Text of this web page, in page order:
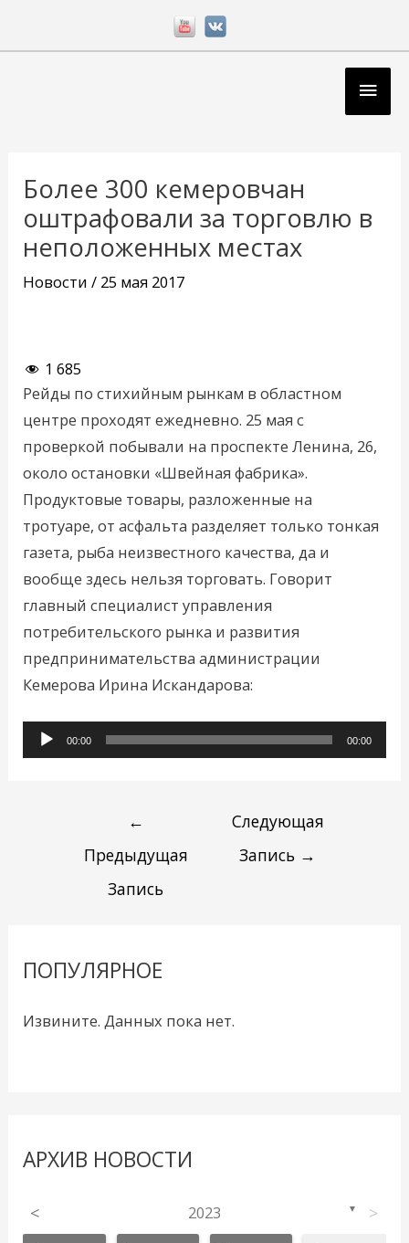
Более 300 кемеровчан
оштрафовали за торговлю в
неположенных местах
Новости / 25 мая 2017
1 685
Рейды по стихийным рынкам в областном
центре проходят ежедневно. 25 мая с
проверкой побывали на проспекте Ленина, 26,
около остановки «Швейная фабрика».
Продуктовые товары, разложенные на
тротуаре, от асфальта разделяет только тонкая
газета, рыба неизвестного качества, да и
вообще здесь нельзя торговать. Говорит
главный специалист управления
потребительского рынка и развития
предпринимательства администрации
Кемерова Ирина Искандарова:
Аудиоплеер
00:00 00:00
записям
←
Предыдущая
Запись
Следующая
Запись →
ПОПУЛЯРНОЕ
Извините. Данных пока нет.
АРХИВ НОВОСТИ
< 2023 ▼ >